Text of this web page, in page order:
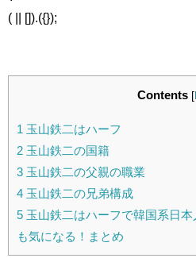
( || []).({});
Contents [
1 玉山鉄二はハーフ
2 玉山鉄二の国籍
3 玉山鉄二の父親の職業
4 玉山鉄二の兄弟構成
5 玉山鉄二はハーフで韓国系日
も気になる！まとめ